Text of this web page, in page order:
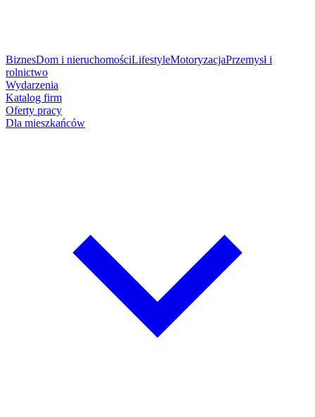
BiznesDom i nieruchomościLifestyleMotoryzacjaPrzemysł i
rolnictwo
Wydarzenia
Katalog firm
Oferty pracy
Dla mieszkańców